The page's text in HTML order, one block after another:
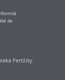
de
Fertility.